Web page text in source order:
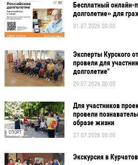
Бесплатный онлайн-
долголетие» для
31.07.2026 00:00
Эксперты Курского
провели для
долголетие"
29.07.2026 00:00
СПОРТ
Для участников
провели
образе жизни
27.07.2026 00:00
Экскурсия в